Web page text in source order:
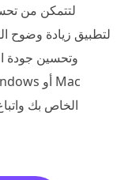
لتتمكن من
لتطبيق زيادة وضوح
وتحسين جودة
الخاص بك